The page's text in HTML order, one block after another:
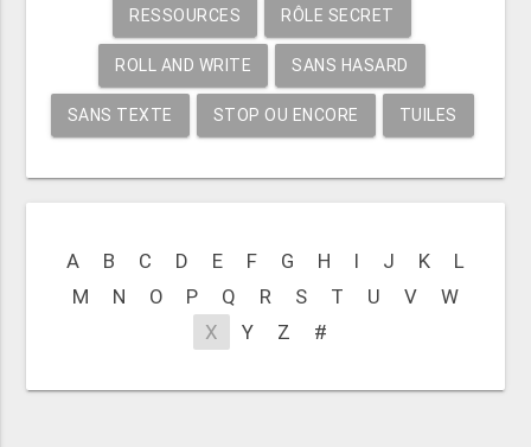
RESSOURCES RÔLE SECRET
ROLL AND WRITE SANS HASARD
SANS TEXTE STOP OU ENCORE TUILES
A B C D E F G H I J K
L
M
N O P Q R S T U V
W
X
Y Z #